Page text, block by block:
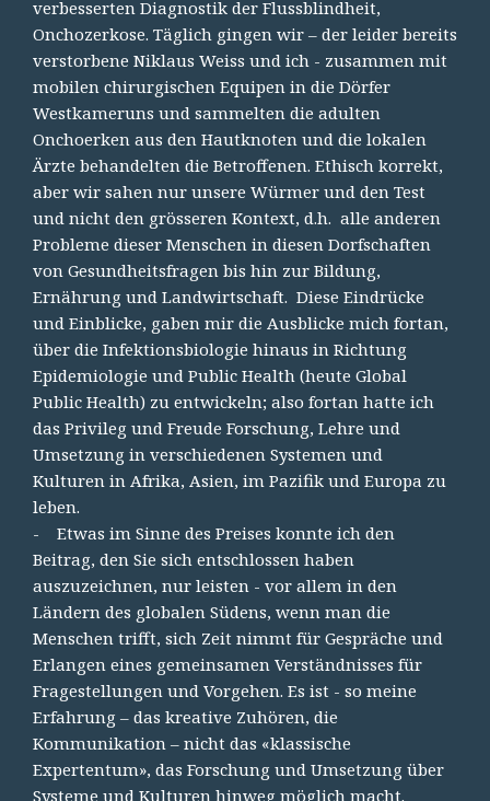
verbesserten Diagnostik der Flussblindheit,
Onchozerkose. Täglich gingen wir – der leider bereits
verstorbene Niklaus Weiss und ich - zusammen mit
mobilen chirurgischen Equipen in die Dörfer
Westkameruns und sammelten die adulten
Onchoerken aus den Hautknoten und die lokalen
Ärzte behandelten die Betroffenen. Ethisch korrekt,
aber wir sahen nur unsere Würmer und den Test
und nicht den grösseren Kontext, d.h. alle anderen
Probleme dieser Menschen in diesen Dorfschaften
von Gesundheitsfragen bis hin zur Bildung,
Ernährung und Landwirtschaft. Diese Eindrücke
und Einblicke, gaben mir die Ausblicke mich fortan,
über die Infektionsbiologie hinaus in Richtung
Epidemiologie und Public Health (heute Global
Public Health) zu entwickeln; also fortan hatte ich
das Privileg und Freude Forschung, Lehre und
Umsetzung in verschiedenen Systemen und
Kulturen in Afrika, Asien, im Pazifik und Europa zu
leben.
- Etwas im Sinne des Preises konnte ich den
Beitrag, den Sie sich entschlossen haben
auszuzeichnen, nur leisten - vor allem in den
Ländern des globalen Südens, wenn man die
Menschen trifft, sich Zeit nimmt für Gespräche und
Erlangen eines gemeinsamen Verständnisses für
Fragestellungen und Vorgehen. Es ist - so meine
Erfahrung – das kreative Zuhören, die
Kommunikation – nicht das «klassische
Expertentum», das Forschung und Umsetzung über
Systeme und Kulturen hinweg möglich macht.